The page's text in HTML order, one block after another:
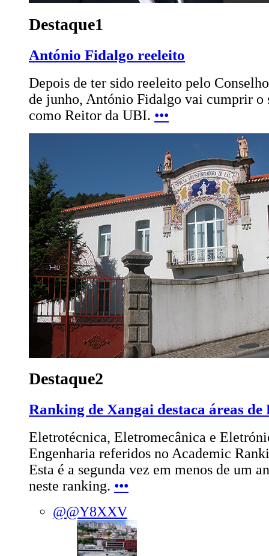
Destaque1
António Fidalgo reeleito
Depois de ter sido reeleito pelo
de junho, António Fidalgo vai cumprir o
como Reitor da UBI. •••
Destaque2
Ranking de Xangai destaca áreas
Eletrotécnica, Eletromecânica e
Engenharia referidos no Academic
Esta é a segunda vez em menos de um
neste ranking. •••
@@Y8XXV